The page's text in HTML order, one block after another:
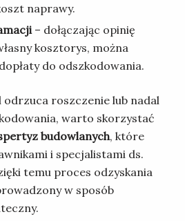
naprawy.
– dołączając opinię
kosztorys, można
do odszkodowania.
odrzuca roszczenie lub nadal
warto skorzystać
budowlanych, które
i specjalistami ds.
temu proces odzyskania
w sposób